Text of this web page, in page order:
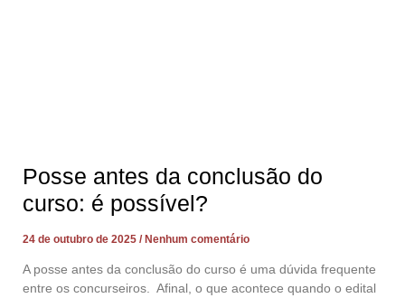
Posse antes da conclusão do
curso: é possível?
24 de outubro de 2025 Nenhum comentário
A posse antes da conclusão do curso é uma dúvida frequente
entre os concurseiros. Afinal, o que acontece quando o edital